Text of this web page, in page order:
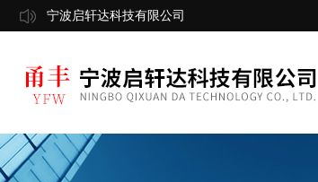
宁波启轩达科技有限公司